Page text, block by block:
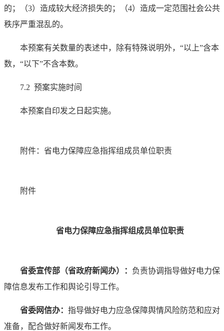
的；（3）造成较大经济损失的；（4）造成一定范围社会公共
秩序严重混乱的。
本预案有关数量的表述中，除有特殊说明外，“以上”含本
数，“以下”不含本数。
7.2 预案实施时间
本预案自印发之日起实施。
附件：省电力保障应急指挥组成员单位职责
附件
省电力保障应急指挥组成员单位职责
省委宣传部（省政府新闻办）： 负责协调指导做好电力保
障信息发布工作和舆论引导工作。
省委网信办： 指导做好电力应急保障舆情风险防范和应对
准备，配合做好新闻发布工作。